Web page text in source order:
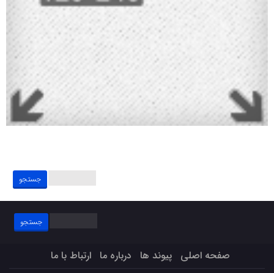
جستجو
برای:
جستجو
برای:
صفحه اصلی پیوند ها درباره ما ارتباط با ما